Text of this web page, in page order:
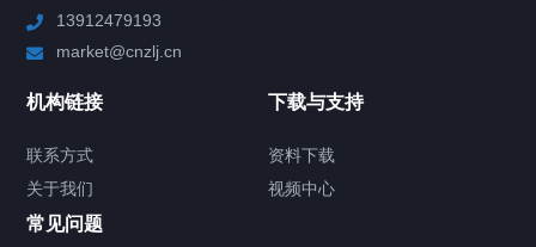
Chiller高精度制冷循环器
TCU温度控制单元
13912479193
market@cnzlj.cn
机构链接
联系方式
关于我们
下载与支持
资料下载
视频中心
常见问题